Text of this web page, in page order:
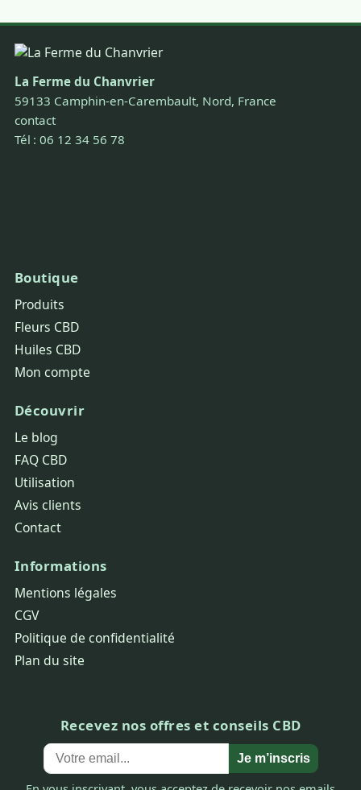
La Ferme du Chanvrier
59133 Camphin-en-Carembault, Nord, France
contact
Tél : 06 12 34 56 78
Boutique
Produits
Fleurs CBD
Huiles CBD
Mon compte
Découvrir
Le blog
FAQ CBD
Utilisation
Avis clients
Contact
Informations
Mentions légales
CGV
Politique de confidentialité
Plan du site
Recevez nos offres et conseils CBD
Je m’inscris